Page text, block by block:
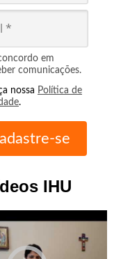
em
comunicações.
nossa Política de
.
IHU